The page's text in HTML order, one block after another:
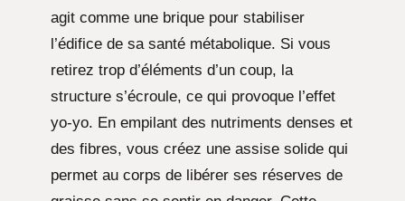
agit comme une brique pour stabiliser
l’édifice de sa santé métabolique. Si vous
retirez trop d’éléments d’un coup, la
structure s’écroule, ce qui provoque l’effet
yo-yo. En empilant des nutriments denses et
des fibres, vous créez une assise solide qui
permet au corps de libérer ses réserves de